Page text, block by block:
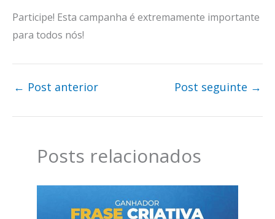
Participe! Esta campanha é extremamente importante
para todos nós!
← Post anterior Post seguinte →
Posts relacionados